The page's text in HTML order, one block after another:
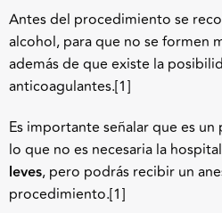
Antes del procedimiento se
alcohol, para que no se formen
además de que existe la
anticoagulantes.[1]
Es importante señalar que es un
lo que no es necesaria la
leves, pero podrás recibir un
procedimiento.[1]